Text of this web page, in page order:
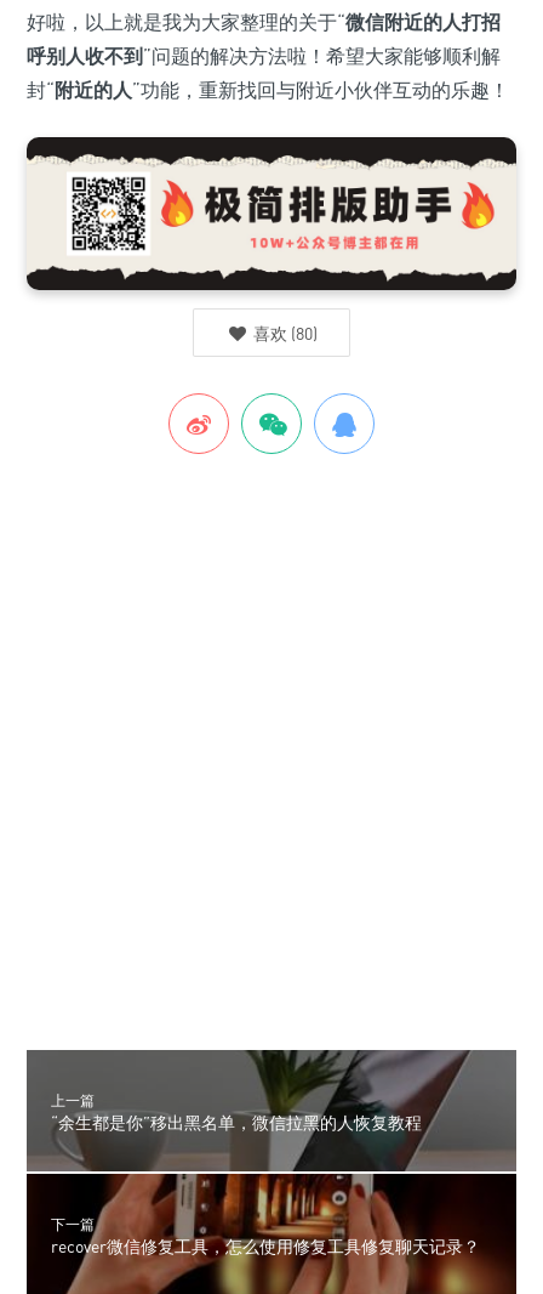
好啦，以上就是我为大家整理的关于“微信附近的人打招
呼别人收不到”问题的解决方法啦！希望大家能够顺利解
封“附近的人”功能，重新找回与附近小伙伴互动的乐趣！
喜欢 (80)
上一篇
“余生都是你”移出黑名单，微信拉黑的人恢复教程
下一篇
recover微信修复工具，怎么使用修复工具修复聊天记录？